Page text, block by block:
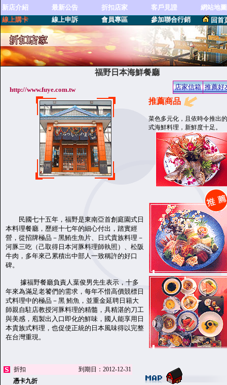
新店介紹 最新公告 折扣店家 客戶見證
網站地圖
線上購卡
線上申訴 會員專區 參加聯合行銷 回首
福野日本海鮮餐廳
http://www.fuye.com.tw 店家信箱 推薦好
民國七十五年，福野是東南亞首創庭園式日
本料理餐廳，歷經十七年的細心付出，踏實經
營，從招牌極品－黑鮪生魚片、日式貴族料理－
河豚三吃（己取得日本河豚料理師執照）、松阪
牛肉，多年來己累積出中部人一致稱許的好口
碑。
據福野餐廳負責人葉俊男先生表示，十多
年來為滿足老饕們的需求，每年不惜高價競標日
式料理中的極品－黑 鮪魚，並重金延聘日籍大
師親自駐店教授河豚料理的精髓，具精湛的刀工
與美感，庖製出入口即化的鮮味，國人能享用日
本貴族式料理，也促使正統的日本風味得以完整
在台灣重現。
推薦商品
菜色多元化，且依時令推出
式海鮮料理，新鮮度十足。
折扣
到期日：2012-12-31
憑卡九折